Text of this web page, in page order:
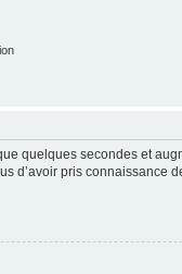
quelques secondes et
d’avoir pris